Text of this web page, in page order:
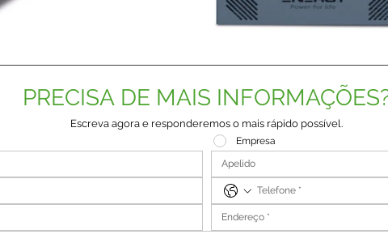
PRECISA DE MAIS
Escreva agora e responderemos o mais rápido possível.
Empresa